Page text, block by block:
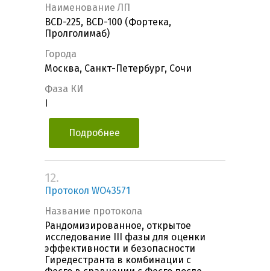
Наименование ЛП
BCD-225, BCD-100 (Фортека,
Пролголимаб)
Города
Москва, Санкт-Петербург, Сочи
Фаза КИ
Подробнее
12.
Протокол WO43571
Название протокола
Рандомизированное, открытое
исследование III фазы для оценки
эффективности и безопасности
Гиредестранта в комбинации с